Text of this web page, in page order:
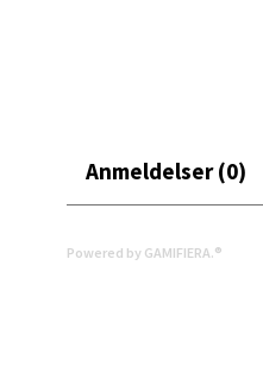
Anmeldelser (0)
Powered by GAMIFIERA.®